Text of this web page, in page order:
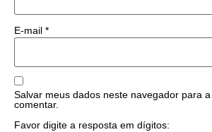
E-mail *
Salvar meus dados neste navegador para
comentar.
Favor digite a resposta em dígitos: